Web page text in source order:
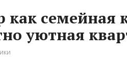
как семейная
уютная